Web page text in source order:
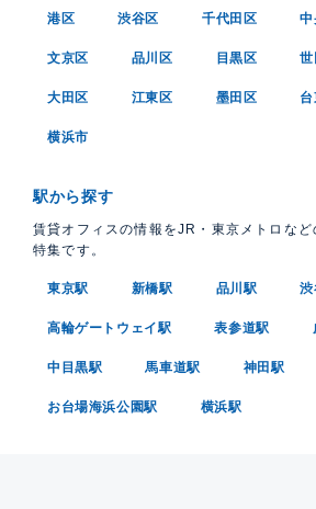
港区 渋谷区 千代田区
文京区 品川区 目黒区 世
大田区 江東区 墨田区
横浜市
駅から探す
賃貸オフィスの情報をJR・東京メトロな
特集です。
東京駅 新橋駅 品川駅
高輪ゲートウェイ駅 表参道駅
中目黒駅 馬車道駅 神田駅
お台場海浜公園駅 横浜駅